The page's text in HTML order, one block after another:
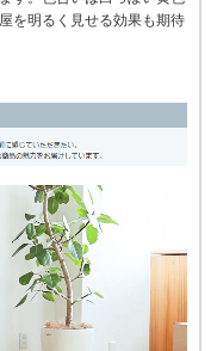
を明るく見せる効果も期待